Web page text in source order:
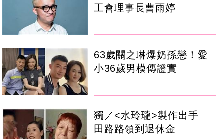
工會理事長曹雨婷
63歲關之琳爆奶孫戀！愛
小36歲男模傳證實
獨／<水玲瓏>製作出手
田路路領到退休金